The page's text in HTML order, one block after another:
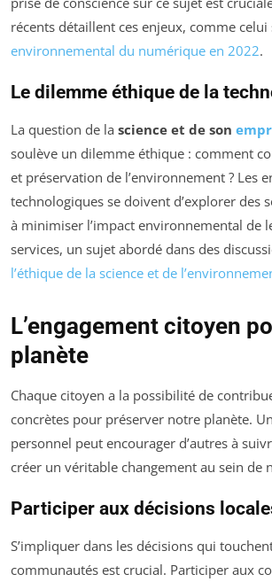
récents détaillent ces enjeux, comme celui
environnemental du numérique en 2022.
Le dilemme éthique de la
La question de la science et de son
soulève un dilemme éthique : comment
et préservation de l’environnement ? Les
technologiques se doivent d’explorer des
à minimiser l’impact environnemental de
services, un sujet abordé dans des
l’éthique de la science et de
L’engagement citoyen
planète
Chaque citoyen a la possibilité de
concrètes pour préserver notre planète.
personnel peut encourager d’autres à
créer un véritable changement au sein de
Participer aux décisions
S’impliquer dans les décisions qui
communautés est crucial. Participer aux